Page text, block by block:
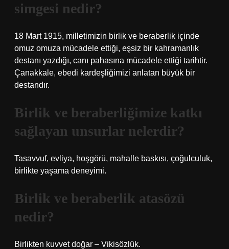
simgesi nedir?
18 Mart 1915, milletimizin birlik ve beraberlik içinde
omuz omuza mücadele ettiği, eşsiz bir kahramanlık
destanı yazdığı, canı pahasına mücadele ettiği tarihtir.
Çanakkale, ebedi kardeşliğimizi anlatan büyük bir
destandır.
Birlik ve beraberliğimize katkı
sağlayan unsurlar nelerdir?
Tasavvuf, evliya, hoşgörü, mahalle baskısı, çoğulculuk,
birlikte yaşama deneyimi.
Birlik ve beraberlik atasözü
nedir?
Birlikten kuvvet doğar – Vikisözlük.